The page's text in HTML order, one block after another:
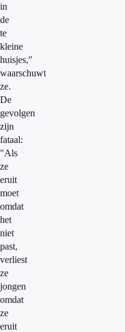
in
de
te
kleine
huisjes,"
waarschuwt
ze.
De
gevolgen
zijn
fataal:
"Als
ze
eruit
moet
omdat
het
niet
past,
verliest
ze
jongen
omdat
ze
eruit